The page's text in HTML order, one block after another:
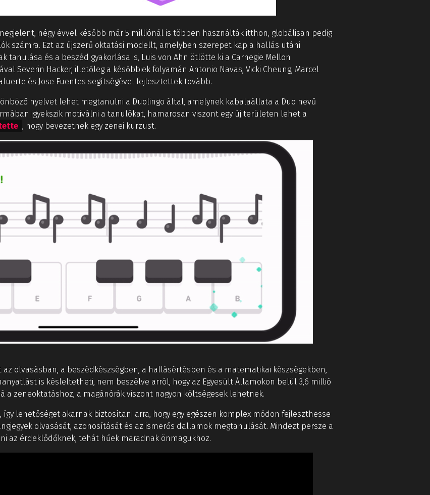
négy évvel később már 5 milliónál is többen használták itthon, globálisan pedig
számra. Ezt az újszerű oktatási modellt, amelyben szerepet kap a hallás utáni
tanulása és a beszéd gyakorlása is, Luis von Ahn ötlötte ki a Carnegie Mellon
Severin Hacker, illetőleg a későbbiek folyamán Antonio Navas, Vicki Cheung, Marcel
és Jose Fuentes segítségével fejlesztettek tovább.
nyelvet lehet megtanulni a Duolingo által, amelynek kabalaállata a Duo nevű
igyekszik motiválni a tanulókat, hamarosan viszont egy új területen lehet a
, hogy bevezetnek egy zenei kurzust.
olvasásban, a beszédkészségben, a hallásértésben és a matematikai készségekben,
is késleltetheti, nem beszélve arról, hogy az Egyesült Államokon belül 3,6 millió
a zeneoktatáshoz, a magánórák viszont nagyon költségesek lehetnek.
lehetőséget akarnak biztosítani arra, hogy egy egészen komplex módon fejleszthesse
olvasását, azonosítását és az ismerős dallamok megtanulását. Mindezt persze a
az érdeklődőknek, tehát hűek maradnak önmagukhoz.